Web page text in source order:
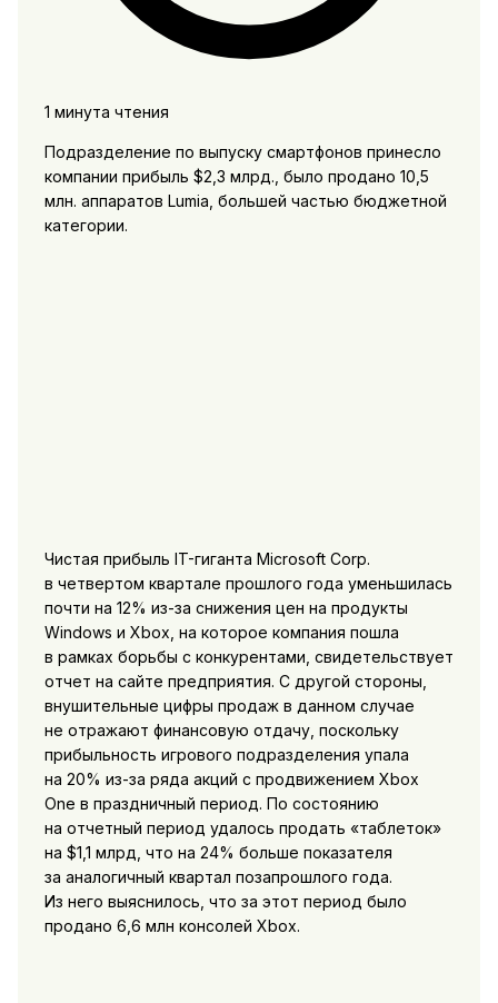
1 минута чтения
Подразделение по выпуску смартфонов принесло
компании прибыль $2,3 млрд., было продано 10,5
млн. аппаратов Lumia, большей частью бюджетной
категории.
Чистая прибыль IT-гиганта Microsoft Corp.
в четвертом квартале прошлого года уменьшилась
почти на 12% из-за снижения цен на продукты
Windows и Xbox, на которое компания пошла
в рамках борьбы с конкурентами, свидетельствует
отчет на сайте предприятия. С другой стороны,
внушительные цифры продаж в данном случае
не отражают финансовую отдачу, поскольку
прибыльность игрового подразделения упала
на 20% из-за ряда акций с продвижением Xbox
One в праздничный период. По состоянию
на отчетный период удалось продать «таблеток»
на $1,1 млрд, что на 24% больше показателя
за аналогичный квартал позапрошлого года.
Из него выяснилось, что за этот период было
продано 6,6 млн консолей Xbox.